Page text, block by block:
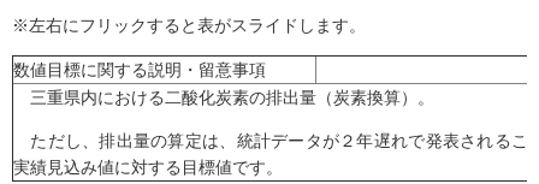
※左右にフリックすると表がスライドします。
数値目標に関する説明・留意事項
三重県内における二酸化炭素の排出量（炭素換算）。
ただし、排出量の算定は、統計データが２年遅れで発表されるこ
実績見込み値に対する目標値です。